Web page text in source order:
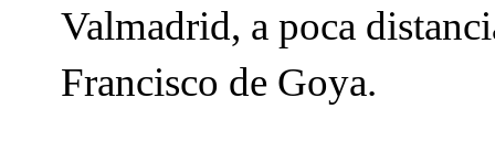
Valmadrid, a poca
Francisco de Goya.